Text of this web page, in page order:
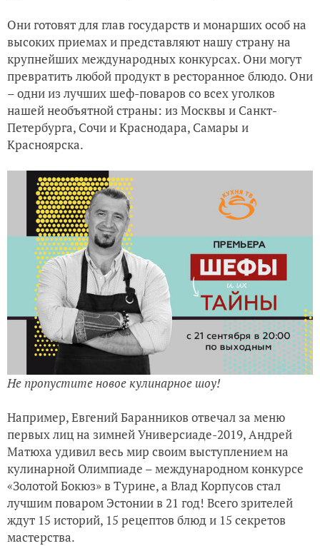
Они готовят для глав государств и монарших особ на
высоких приемах и представляют нашу страну на
крупнейших международных конкурсах. Они могут
превратить любой продукт в ресторанное блюдо. Они
– одни из лучших шеф-поваров со всех уголков
нашей необъятной страны: из Москвы и Санкт-
Петербурга, Сочи и Краснодара, Самары и
Красноярска.
Не пропустите новое кулинарное шоу!
Например, Евгений Баранников отвечал за меню
первых лиц на зимней Универсиаде-2019, Андрей
Матюха удивил весь мир своим выступлением на
кулинарной Олимпиаде – международном конкурсе
«Золотой Бокюз» в Турине, а Влад Корпусов стал
лучшим поваром Эстонии в 21 год! Всего зрителей
ждут 15 историй, 15 рецептов блюд и 15 секретов
мастерства.